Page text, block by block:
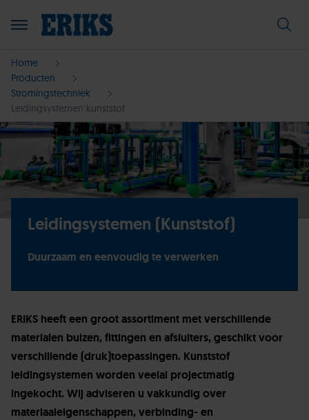
Home
Producten
Stromingstechniek
Leidingsystemen kunststof
Leidingsystemen (Kunststof)
Duurzaam en eenvoudig te verwerken
ERIKS heeft een groot assortiment met verschillende
materialen buizen, fittingen en afsluiters, geschikt voor
verschillende (druk)toepassingen. Kunststof
leidingsystemen worden veelal projectmatig
ingekocht. Wij adviseren u vakkundig over
materiaaleigenschappen, verbinding- en